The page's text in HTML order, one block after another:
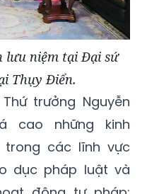
lưu niệm tại Đại sứ
Thụy Điển.
trưởng Nguyễn
cao những kinh
trong các lĩnh vực
dục pháp luật và